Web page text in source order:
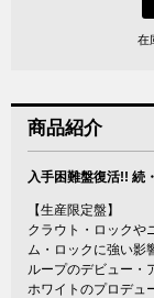
在
商品紹介
入手困難盤復活!! 続
【生産限定盤】
クラウト・ロックや
ム・ロックに強い影
ループのデビュー・
ホワイトのプロデュ